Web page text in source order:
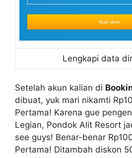
Lengkapi data
Setelah akun kalian di
dibuat, yuk mari nikamti
Pertama! Karena gue
Legian, Pondok Alit Resort
see guys! Benar-benar
Pertama! Ditambah diskon